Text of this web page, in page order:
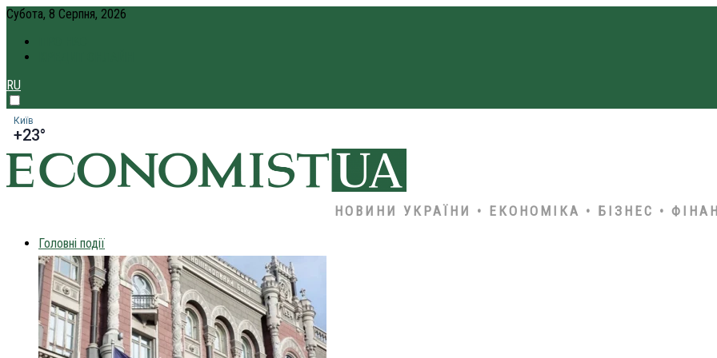
Субота, 8 Серпня, 2026
RU
Київ
+23°
НОВИНИ УКРАЇНИ • ЕКОНОМІКА • БІЗНЕС •
Головні події